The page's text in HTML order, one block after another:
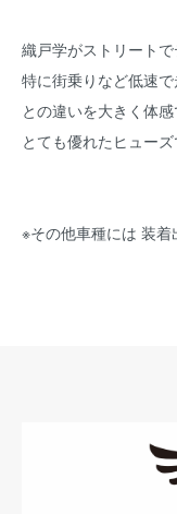
織戸学がストリート
特に街乗りなど低速
との違いを大きく体感
とても優れたヒューズ
※その他車種には 装着